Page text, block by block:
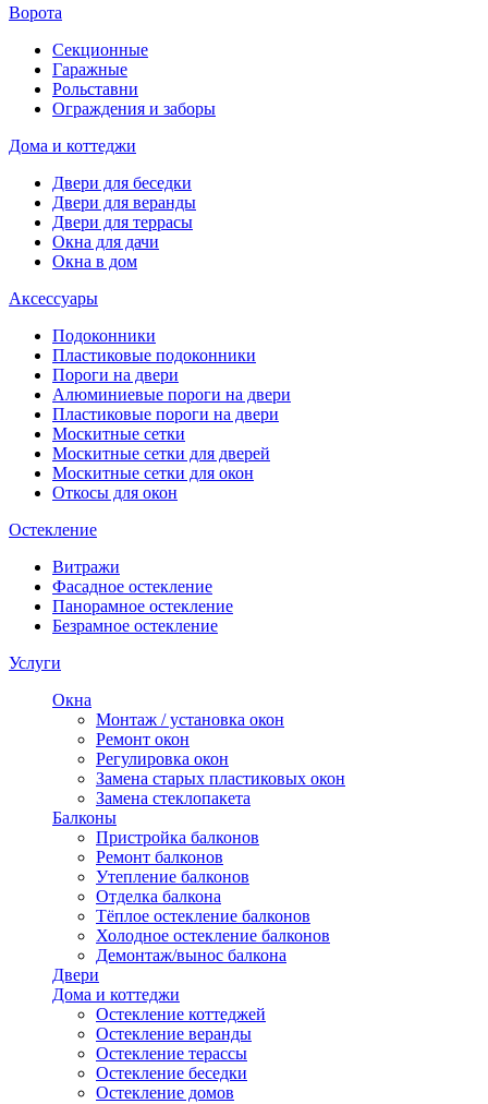
Ворота
Секционные
Гаражные
Рольставни
Ограждения и заборы
Дома и коттеджи
Двери для беседки
Двери для веранды
Двери для террасы
Окна для дачи
Окна в дом
Аксессуары
Подоконники
Пластиковые подоконники
Пороги на двери
Алюминиевые пороги на двери
Пластиковые пороги на двери
Москитные сетки
Москитные сетки для дверей
Москитные сетки для окон
Откосы для окон
Остекление
Витражи
Фасадное остекление
Панорамное остекление
Безрамное остекление
Услуги
Окна
Монтаж / установка окон
Ремонт окон
Регулировка окон
Замена старых пластиковых окон
Замена стеклопакета
Балконы
Пристройка балконов
Ремонт балконов
Утепление балконов
Отделка балкона
Тёплое остекление балконов
Холодное остекление балконов
Демонтаж/вынос балкона
Двери
Дома и коттеджи
Остекление коттеджей
Остекление веранды
Остекление терассы
Остекление беседки
Остекление домов